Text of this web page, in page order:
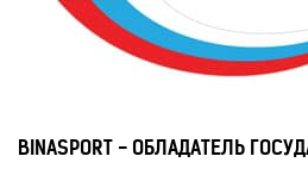
BINASPORT - ОБЛАДАТЕЛЬ